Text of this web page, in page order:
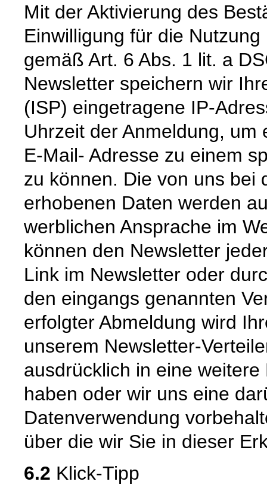
Mit der Aktivierung des
Einwilligung für die
gemäß Art. 6 Abs. 1 lit. a
Newsletter speichern wir
(ISP) eingetragene IP-
Uhrzeit der Anmeldung,
E-Mail- Adresse zu einem
zu können. Die von uns bei
erhobenen Daten werden
werblichen Ansprache im
können den Newsletter
Link im Newsletter oder
den eingangs genannten
erfolgter Abmeldung wird
unserem Newsletter-
ausdrücklich in eine
haben oder wir uns eine
Datenverwendung
über die wir Sie in dieser
6.2 Klick-Tipp